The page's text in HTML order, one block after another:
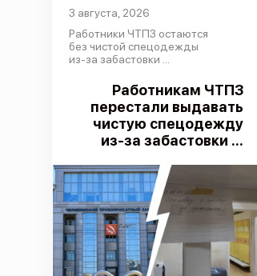
3 августа, 2026
Работники ЧТПЗ остаются
без чистой спецодежды
из-за забастовки ...
Работникам ЧТПЗ
перестали выдавать
чистую спецодежду
из-за забастовки ...